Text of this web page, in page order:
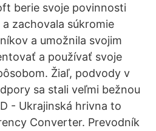
berie svoje povinnosti
zachovala súkromie
a umožnila svojim
a používať svoje
Žiaľ, podvody v
sa stali veľmi bežnou
- Ukrajinská hrivna to
Converter. Prevodník